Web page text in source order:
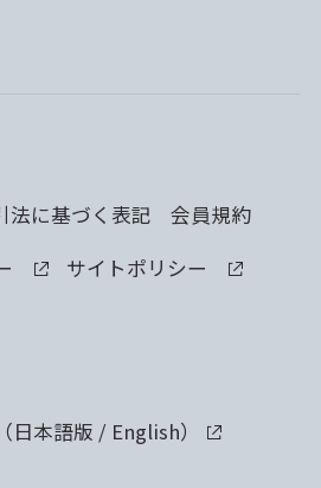
法に基づく表記
会員規約
サイトポリシー
日本語版 / English）